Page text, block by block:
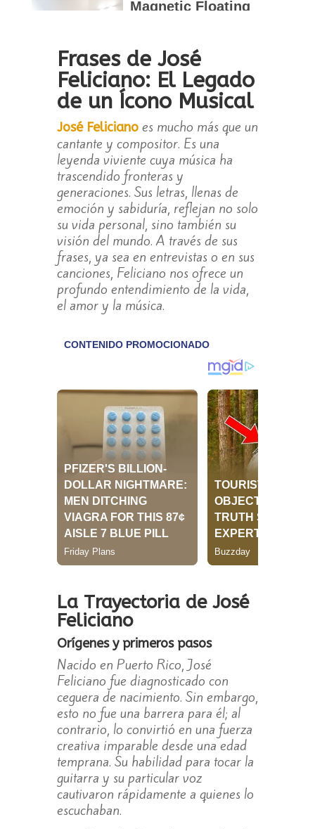
Frases de José
Feliciano: El Legado
de un Ícono Musical
José Felicianoes mucho más que un
cantante y compositor. Es una
leyenda viviente cuya música ha
trascendido fronteras y
generaciones. Sus letras, llenas de
emoción y sabiduría, reflejan no solo
su vida personal, sino también su
visión del mundo. A través de sus
frases, ya sea en entrevistas o en sus
canciones, Feliciano nos ofrece un
profundo entendimiento de la vida,
el amor y la música.
La Trayectoria de José
Feliciano
Orígenes y primeros pasos
Nacido en Puerto Rico, José
Feliciano fue diagnosticado con
ceguera de nacimiento. Sin embargo,
esto no fue una barrera para él; al
contrario, lo convirtió en una fuerza
creativa imparable desde una edad
temprana. Su habilidad para tocar la
guitarra y su particular voz
cautivaron rápidamente a quienes lo
escuchaban.